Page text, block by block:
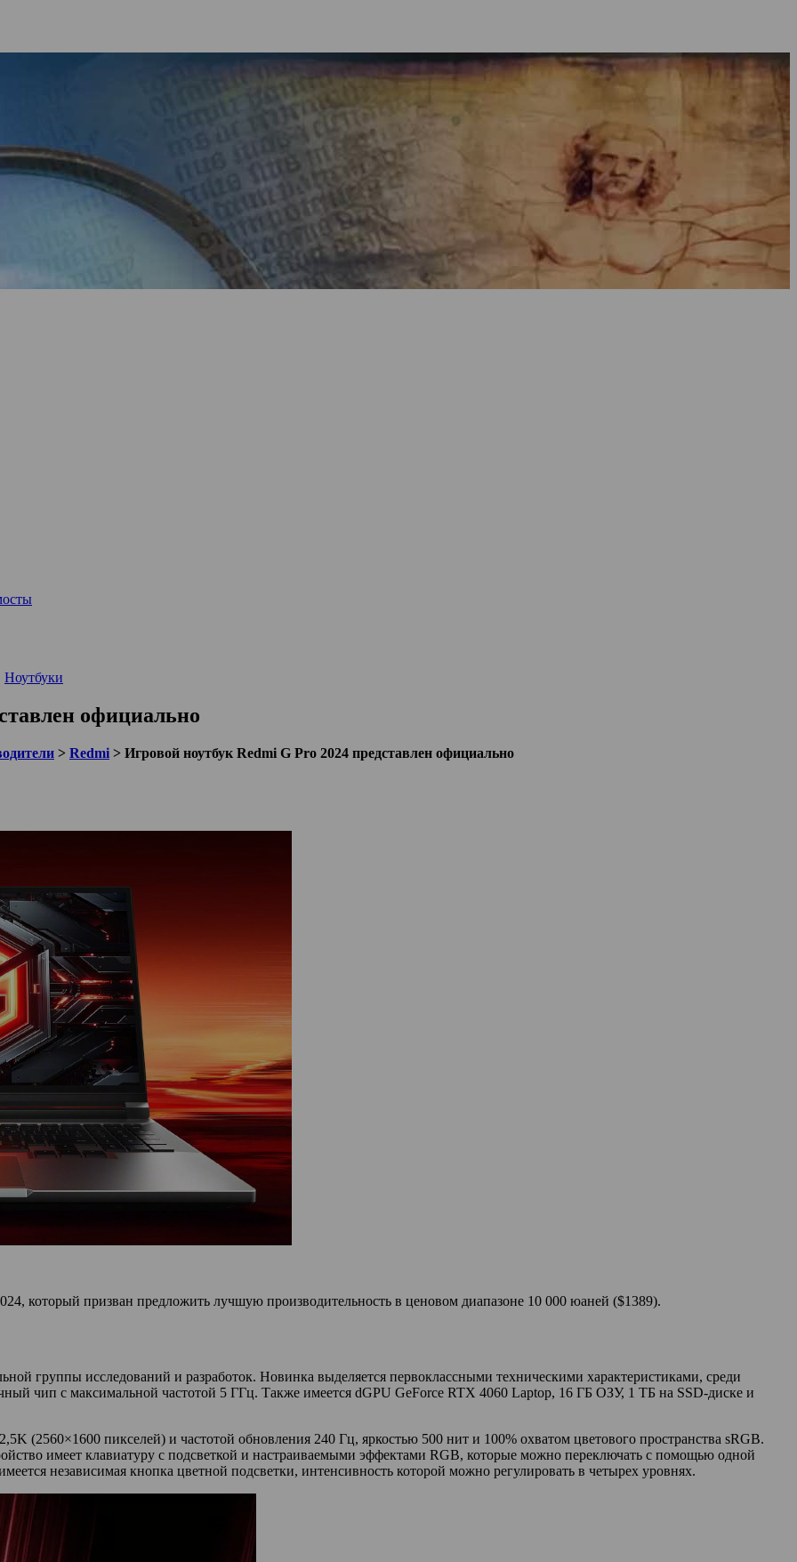
Ноутбуки
официально
> Redmi > Игровой ноутбук Redmi G Pro 2024 представлен официально
который призван предложить лучшую производительность в ценовом диапазоне 10 000 юаней ($1389).
группы исследований и разработок. Новинка выделяется первоклассными техническими характеристиками, среди
чип с максимальной частотой 5 ГГц. Также имеется dGPU GeForce RTX 4060 Laptop, 16 ГБ ОЗУ, 1 ТБ на SSD-диске и
(2560×1600 пикселей) и частотой обновления 240 Гц, яркостью 500 нит и 100% охватом цветового пространства sRGB.
имеет клавиатуру с подсветкой и настраиваемыми эффектами RGB, которые можно переключать с помощью одной
независимая кнопка цветной подсветки, интенсивность которой можно регулировать в четырех уровнях.